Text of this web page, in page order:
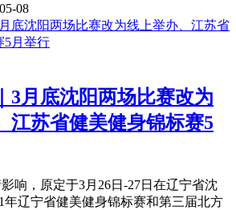
08
3月底沈阳两场比赛改为
江苏省健美健身锦标赛5
响，原定于3月26日-27日在辽宁省沈
年辽宁省健美健身锦标赛和第三届北方